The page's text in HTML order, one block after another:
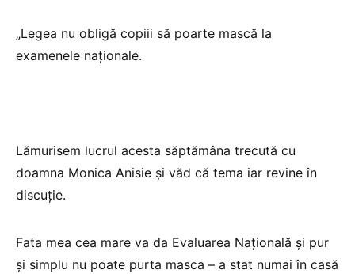
„Legea nu obligă copiii să poarte mască la
examenele naționale.
Lămurisem lucrul acesta săptămâna trecută cu
doamna Monica Anisie și văd că tema iar revine în
discuție.
Fata mea cea mare va da Evaluarea Națională și pur
și simplu nu poate purta masca – a stat numai în casă